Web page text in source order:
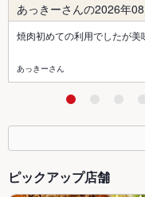
あっきーさんの2026年
焼肉初めての利用でしたが美
あっきーさん
ピックアップ店舗